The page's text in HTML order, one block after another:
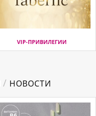
VIP-ПРИВИЛЕГИИ
/ НОВОСТИ